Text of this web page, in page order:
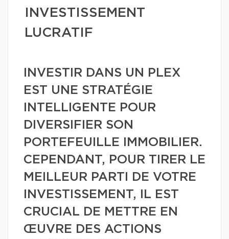
INVESTISSEMENT
LUCRATIF
INVESTIR DANS UN PLEX
EST UNE STRATÉGIE
INTELLIGENTE POUR
DIVERSIFIER SON
PORTEFEUILLE IMMOBILIER.
CEPENDANT, POUR TIRER LE
MEILLEUR PARTI DE VOTRE
INVESTISSEMENT, IL EST
CRUCIAL DE METTRE EN
ŒUVRE DES ACTIONS